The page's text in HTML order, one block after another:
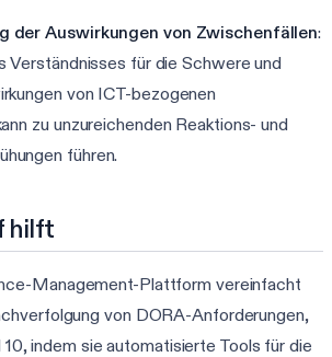
der Auswirkungen von Zwischenfällen:
Verständnisses für die Schwere und
von ICT-bezogenen
zu unzureichenden Reaktions- und
führen.
hilft
Management-Plattform vereinfacht
von DORA-Anforderungen,
indem sie automatisierte Tools für die